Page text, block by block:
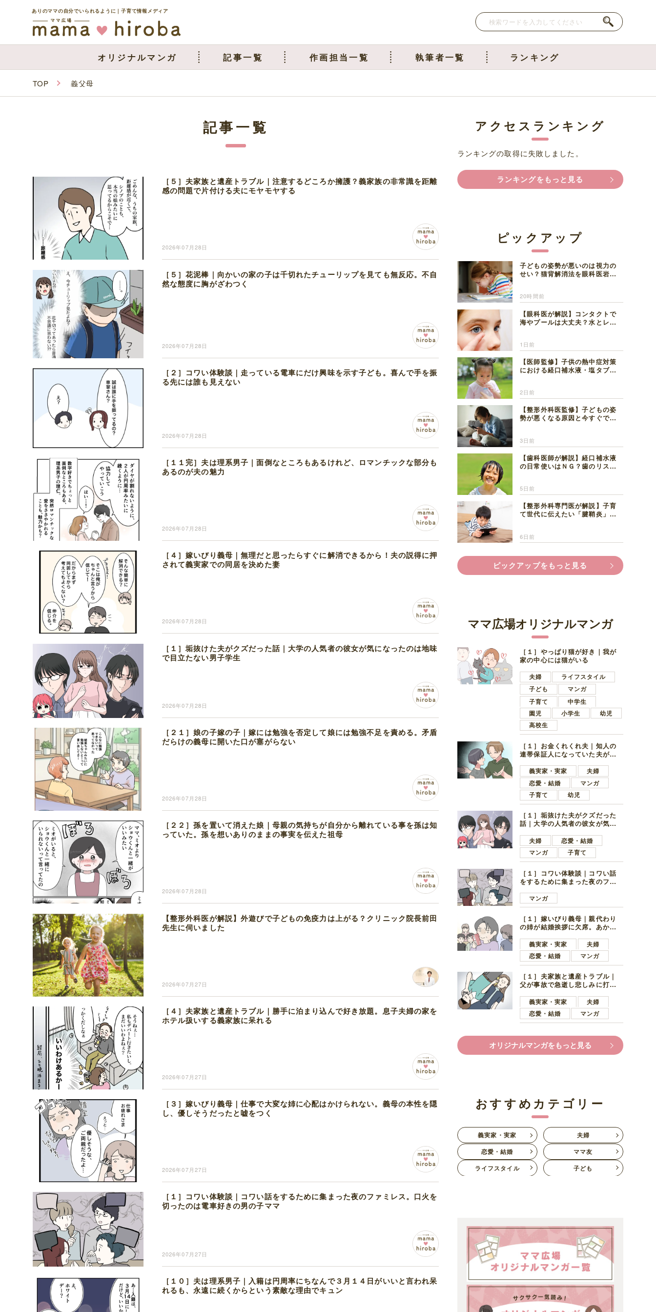
ありのママの自分でいられるように｜子育て情報メディア
オリジナルマンガ 記事一覧 作画担当一覧 執筆者一覧 ランキング
TOP 義父母
記事一覧
［５］夫家族と遺産トラブル｜注意するどころか擁護？義家族の非常識を距離
感の問題で片付ける夫にモヤモヤする
2026年07月28日
［５］花泥棒｜向かいの家の子は千切れたチューリップを見ても無反応。不自
然な態度に胸がざわつく
2026年07月28日
［２］コワい体験談｜走っている電車にだけ興味を示す子ども。喜んで手を振
る先には誰も見えない
2026年07月28日
［１１完］夫は理系男子｜面倒なところもあるけれど、ロマンチックな部分も
あるのが夫の魅力
2026年07月28日
［４］嫁いびり義母｜無理だと思ったらすぐに解消できるから！夫の説得に押
されて義実家での同居を決めた妻
2026年07月28日
［１］垢抜けた夫がクズだった話｜大学の人気者の彼女が気になったのは地味
で目立たない男子学生
2026年07月28日
［２１］娘の子嫁の子｜嫁には勉強を否定して娘には勉強不足を責める。矛盾
だらけの義母に開いた口が塞がらない
2026年07月28日
［２２］孫を置いて消えた娘｜母親の気持ちが自分から離れている事を孫は知
っていた。孫を想いありのままの事実を伝えた祖母
2026年07月28日
【整形外科医が解説】外遊びで子どもの免疫力は上がる？クリニック院長前田
先生に伺いました
2026年07月27日
［４］夫家族と遺産トラブル｜勝手に泊まり込んで好き放題。息子夫婦の家を
ホテル扱いする義家族に呆れる
2026年07月27日
［３］嫁いびり義母｜仕事で大変な姉に心配はかけられない。義母の本性を隠
し、優しそうだったと嘘をつく
2026年07月27日
［１］コワい体験談｜コワい話をするために集まった夜のファミレス。口火を
切ったのは電車好きの男の子ママ
2026年07月27日
［１０］夫は理系男子｜入籍は円周率にちなんで３月１４日がいいと言われ呆
れるも、永遠に続くからという素敵な理由でキュン
アクセスランキング
ランキングの取得に失敗しました。
ランキングをもっと見る
ピックアップ
子どもの姿勢が悪いのは視力の
せい？猫背解消法を眼科医岩見
20時間前
【眼科医が解説】コンタクトで
海やプールは大丈夫？水とレン
1日前
【医師監修】子供の熱中症対策
における経口補水液・塩タブレ
2日前
【整形外科医監修】子どもの姿
勢が悪くなる原因と今すぐでき
3日前
【歯科医師が解説】経口補水液
の日常使いはＮＧ？歯のリスク
5日前
【整形外科専門医が解説】子育
て世代に伝えたい「腱鞘炎」の
6日前
ピックアップをもっと見る
ママ広場オリジナルマンガ
［１］やっぱり猫が好き｜我が
家の中心には猫がいる
夫婦
ライフスタイル
子ども
マンガ
子育て
中学生
園児
小学生
幼児
高校生
［１］お金くれくれ夫｜知人の
連帯保証人になっていた夫が家
言ってきた
義実家・実家
夫婦
恋愛・結婚
マンガ
子育て
幼児
［１］垢抜けた夫がクズだった
話｜大学の人気者の彼女が気に
子学生
夫婦
恋愛・結婚
マンガ
子育て
［１］コワい体験談｜コワい話
をするために集まった夜のファ
好きの男の子ママ
マンガ
［１］嫁いびり義母｜親代わり
の姉が結婚挨拶に欠席。あから
義実家・実家
夫婦
恋愛・結婚
マンガ
［１］夫家族と遺産トラブル｜
父が事故で急逝し悲しみに打ち
ます夫
義実家・実家
夫婦
恋愛・結婚
マンガ
オリジナルマンガをもっと見る
おすすめカテゴリー
義実家・実家
夫婦
恋愛・結婚
ママ友
ライフスタイル
子ども